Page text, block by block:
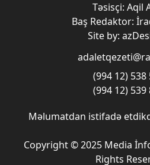
Təsisçi: Aqil
Baş Redaktor:
Site by:
(994 12) 538
(994 12) 539
Məlumatdan istifadə
Copyright © 2025 Media
Rights